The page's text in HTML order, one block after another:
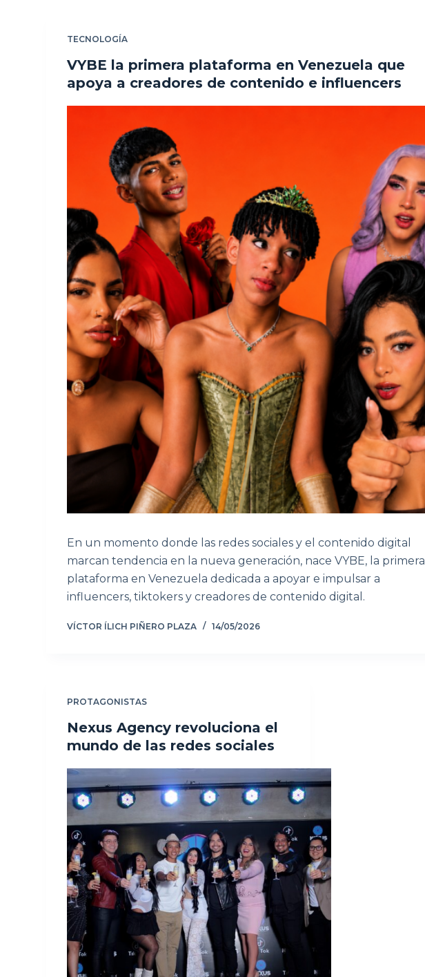
TECNOLOGÍA
VYBE la primera plataforma en Venezuela que
apoya a creadores de contenido e influencers
En un momento donde las redes sociales y el contenido digital
marcan tendencia en la nueva generación, nace VYBE, la primera
plataforma en Venezuela dedicada a apoyar e impulsar a
influencers, tiktokers y creadores de contenido digital.
VÍCTOR ÍLICH PIÑERO PLAZA 14/05/2026
PROTAGONISTAS
Nexus Agency revoluciona el
mundo de las redes sociales